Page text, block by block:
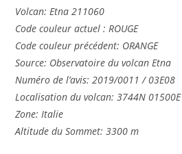
Volcan: Etna 211060
Code couleur actuel : ROUGE
Code couleur précédent: ORANGE
Source: Observatoire du volcan Etna
Numéro de l’avis: 2019/0011 / 03E08
Localisation du volcan: 3744N 01500E
Zone: Italie
Altitude du Sommet: 3300 m